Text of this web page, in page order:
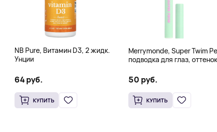
NB Pure, Витамин D3, 2 жидк.
Унции
64 руб.
КУПИТЬ
Merrymonde, Super Twim
подводка для глаз, оттенок
жидк. унции)
50 руб.
КУПИТЬ